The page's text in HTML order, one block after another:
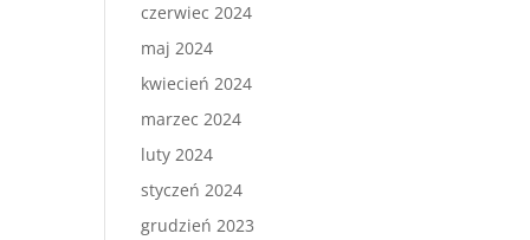
czerwiec 2024
maj 2024
kwiecień 2024
marzec 2024
luty 2024
styczeń 2024
grudzień 2023